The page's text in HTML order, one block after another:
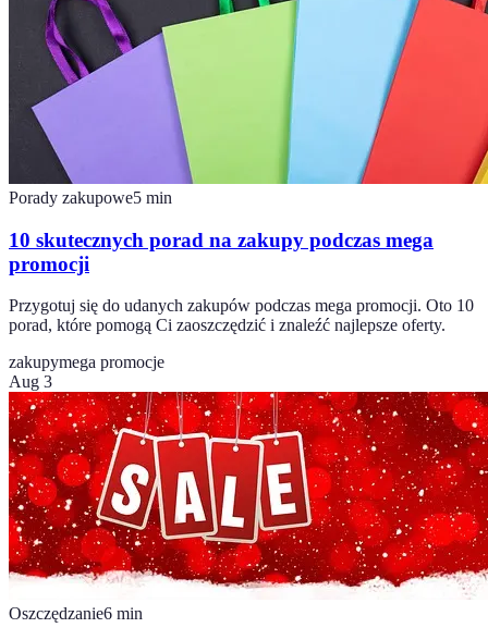
Porady zakupowe5 min
10 skutecznych porad na zakupy podczas mega
promocji
Przygotuj się do udanych zakupów podczas mega promocji. Oto 10
porad, które pomogą Ci zaoszczędzić i znaleźć najlepsze oferty.
zakupymega promocje
Aug 3
Oszczędzanie6 min